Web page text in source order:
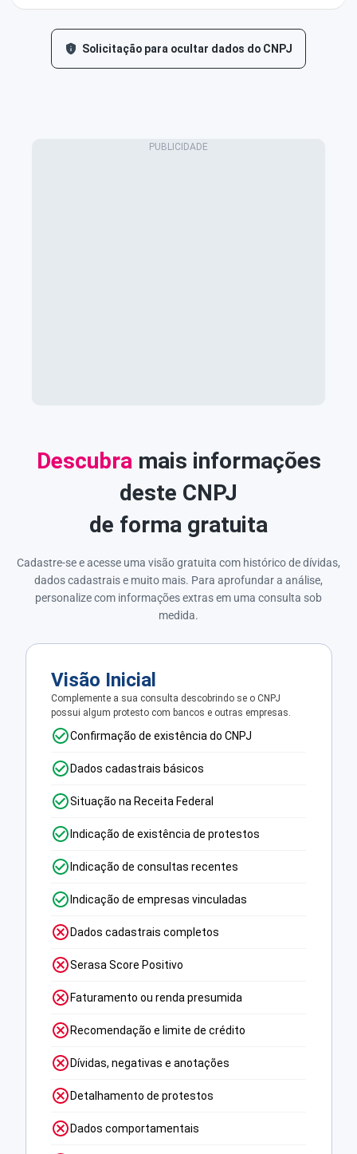
Solicitação para ocultar dados do CNPJ
Descubra mais informações
deste CNPJ
de forma gratuita
Cadastre-se e acesse uma visão gratuita com histórico de dívidas,
dados cadastrais e muito mais. Para aprofundar a análise,
personalize com informações extras em uma consulta sob
medida.
Visão Inicial
Complemente a sua consulta descobrindo se o CNPJ
possui algum protesto com bancos e outras empresas.
Confirmação de existência do CNPJ
Dados cadastrais básicos
Situação na Receita Federal
Indicação de existência de protestos
Indicação de consultas recentes
Indicação de empresas vinculadas
Dados cadastrais completos
Serasa Score Positivo
Faturamento ou renda presumida
Recomendação e limite de crédito
Dívidas, negativas e anotações
Detalhamento de protestos
Dados comportamentais